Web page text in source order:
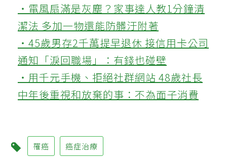
‧電風扇滿是灰塵？家事達人教1分鐘清
潔法 多加一物還能防髒汙附著
‧45歲男存2千萬提早退休 接信用卡公司
通知「淚回職場」：有錢也碰壁
‧用千元手機、拒絕社群網站 48歲社長
中年後重視和放棄的事：不為面子消費
罹癌 癌症治療